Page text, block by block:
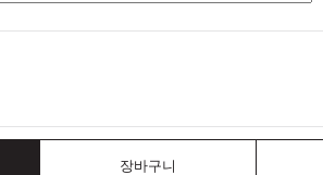
장바구니